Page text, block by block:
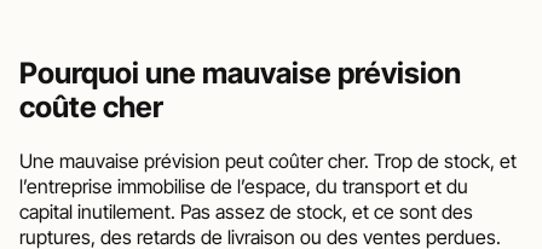
Pourquoi une mauvaise prévision
coûte cher
Une mauvaise prévision peut coûter cher. Trop de stock, et
l’entreprise immobilise de l’espace, du transport et du
capital inutilement. Pas assez de stock, et ce sont des
ruptures, des retards de livraison ou des ventes perdues.